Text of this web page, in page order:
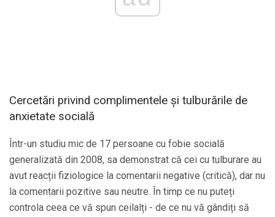
Cercetări privind complimentele și tulburările de
anxietate socială
Într-un studiu mic de 17 persoane cu fobie socială
generalizată din 2008, sa demonstrat că cei cu tulburare au
avut reacții fiziologice la comentarii negative (critică), dar nu
la comentarii pozitive sau neutre. În timp ce nu puteți
controla ceea ce vă spun ceilalți - de ce nu vă gândiți să